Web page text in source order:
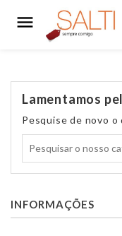

Lamentamos
Pesquise de novo o
INFORMAÇÕES